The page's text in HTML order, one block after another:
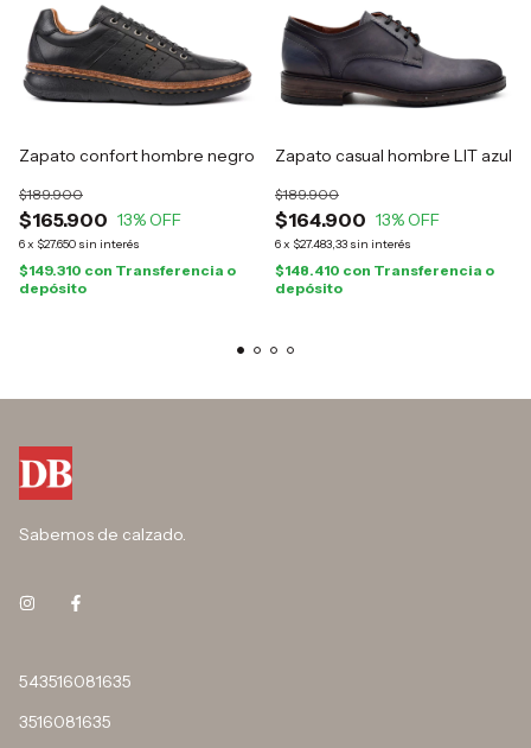
Zapato confort hombre negro
$165.900
$189.900
13% OFF
6x $27.650 sin interés
$149.310 con Transferencia o
depósito
Zapato casual hombre LIT azul
$164.900
$189.900
13% OFF
6x $27.483,33 sin interés
$148.410 con Transferencia o
depósito
Sabemos de calzado.
543516081635
3516081635